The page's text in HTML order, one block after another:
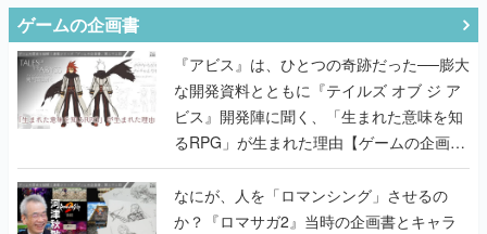
ゲームの企画書
『アビス』は、ひとつの奇跡だった──膨大
な開発資料とともに『テイルズ オブ ジ ア
ビス』開発陣に聞く、「生まれた意味を知
るRPG」が生まれた理由【ゲームの企画
書】
なにが、人を「ロマンシング」させるの
か？『ロマサガ2』当時の企画書とキャラ